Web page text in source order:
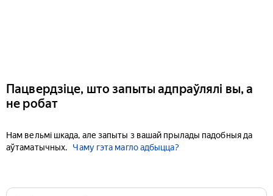
Пацвердзіце, што запыты адпраўлялі вы, а
не робат
Нам вельмі шкада, але запыты з вашай прылады падобныя да
аўтаматычных.
Чаму гэта магло адбыцца?